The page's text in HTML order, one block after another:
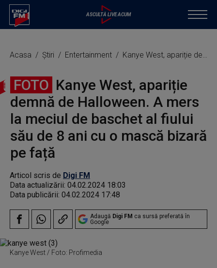
Acasa Știri Entertainment Kanye West, apariție demnă de Halloween. A mers la meciul de baschet al fiului său de 8 ani cu o mască bizară pe față
FOTO Kanye West, apariție
demnă de Halloween. A mers
la meciul de baschet al fiului
său de 8 ani cu o mască bizară
pe față
Articol scris de Digi FM
Data actualizării: 04.02.2024 18:03
Data publicării: 04.02.2024 17:48
Adaugă Digi FM ca sursă preferată în
Google
Kanye West / Foto: Profimedia